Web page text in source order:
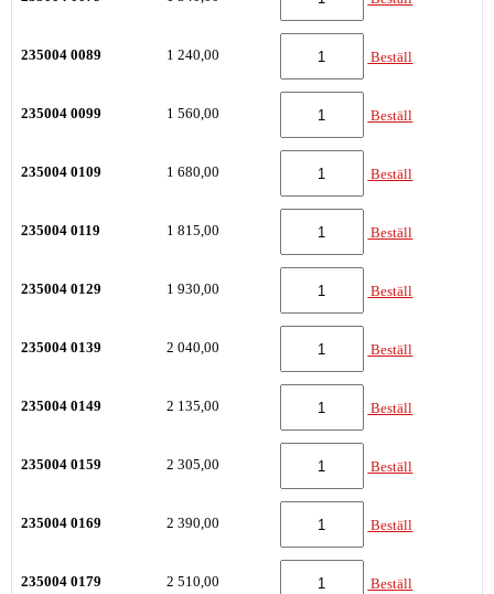
235004 0089 1 240,00 Beställ
235004 0099 1 560,00 Beställ
235004 0109 1 680,00 Beställ
235004 0119 1 815,00 Beställ
235004 0129 1 930,00 Beställ
235004 0139 2 040,00 Beställ
235004 0149 2 135,00 Beställ
235004 0159 2 305,00 Beställ
235004 0169 2 390,00 Beställ
235004 0179 2 510,00 Beställ